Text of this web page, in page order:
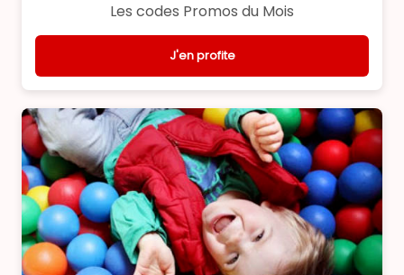
Les codes Promos du Mois
J'en profite